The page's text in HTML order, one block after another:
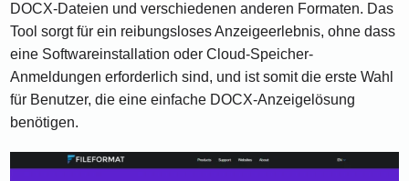
DOCX-Dateien und verschiedenen anderen Formaten. Das
Tool sorgt für ein reibungsloses Anzeigeerlebnis, ohne dass
eine Softwareinstallation oder Cloud-Speicher-
Anmeldungen erforderlich sind, und ist somit die erste Wahl
für Benutzer, die eine einfache DOCX-Anzeigelösung
benötigen.